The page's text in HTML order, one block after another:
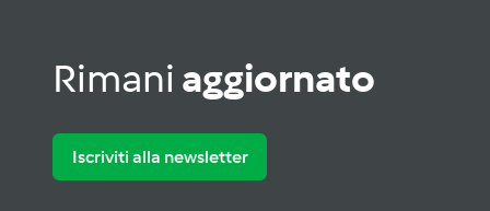
Rimani aggiornato
Iscriviti alla newsletter